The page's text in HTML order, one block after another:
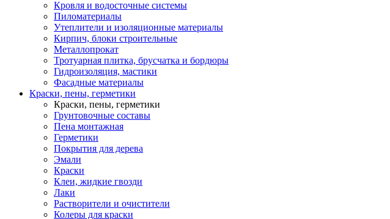
Кровля и водосточные системы
Пиломатериалы
Утеплители и изоляционные материалы
Кирпич, блоки строительные
Металлопрокат
Тротуарная плитка, брусчатка и бордюры
Гидроизоляция, мастики
Фасадные материалы
Краски, пены, герметики
Краски, пены, герметики
Грунтовочные составы
Пена монтажная
Герметики
Покрытия для дерева
Эмали
Краски
Клеи, жидкие гвозди
Лаки
Растворители и очистители
Колеры для краски